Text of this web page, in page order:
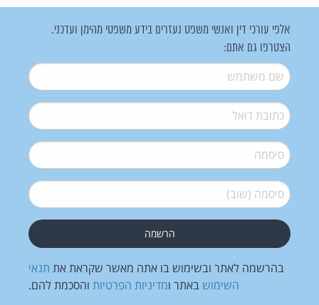
אלפי עורכי דין ואנשי משפט נעזרים בידע משפטי מהימן ועדכני.
הצטרפו גם אתם:
שם משתמש*
דואל*
סיסמה*
סיסמה (שוב)*
בהרשמה לאתר ובשימוש בו אתה מאשר שקראת את תנאי
השימוש באתר ומדיניות הפרטיות והסכמת להם.